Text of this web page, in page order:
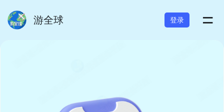
游全球 登录 =